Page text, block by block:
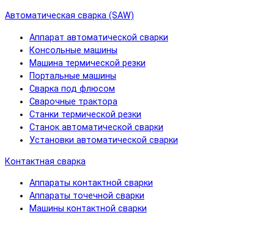
Автоматическая сварка (SAW)
Аппарат автоматической сварки
Консольные машины
Машина термической резки
Портальные машины
Сварка под флюсом
Сварочные трактора
Станки термической резки
Станок автоматической сварки
Установки автоматической сварки
Контактная сварка
Аппараты контактной сварки
Аппараты точечной сварки
Машины контактной сварки